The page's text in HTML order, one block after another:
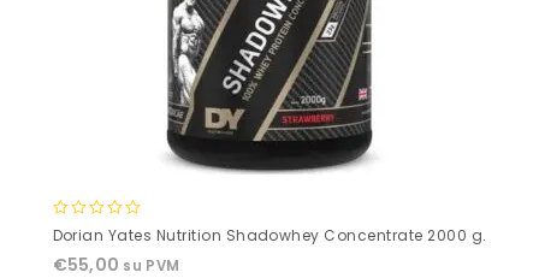
0
of
Dorian Yates Nutrition Shadowhey Concentrate 2000 g.
€55,00 su PVM